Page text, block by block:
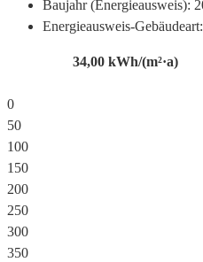
Baujahr (Energieausweis):
Energieausweis-Gebäudeart:
34,00kWh/(m²·a)
0
50
100
150
200
250
300
350